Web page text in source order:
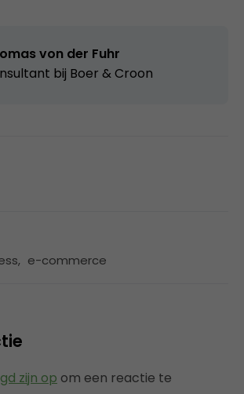
von der Fuhr
bij Boer & Croon
, e-commerce
zijn op om een reactie te